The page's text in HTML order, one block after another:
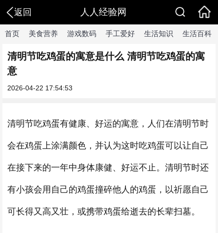
返回 人人经验网
首页 美食营养 游戏数码 手工爱好 生活知识 生活百科
清明节吃鸡蛋的寓意是什么 清明节吃鸡蛋的寓
意
2026-04-22 17:54:53
清明节吃鸡蛋有健康、好运的寓意，人们在清明节时
会在鸡蛋上涂满颜色，并认为这时吃鸡蛋可以让自己
在接下来的一年中身体康健、好运不止。清明节时还
有小孩会用自己的鸡蛋撞碎他人的鸡蛋，以祈愿自己
可长得又高又壮，或携带鸡蛋给逝去的长辈扫墓。